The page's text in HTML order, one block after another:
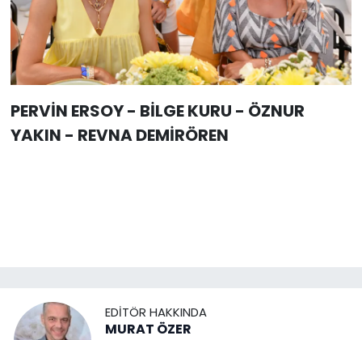
PERVİN ERSOY - BİLGE KURU - ÖZNUR
YAKIN - REVNA DEMİRÖREN
EDITÖR HAKKINDA
MURAT ÖZER